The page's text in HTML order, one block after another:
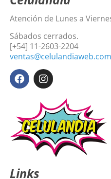
Atención de Lunes a
Sábados cerrados.
[+54] 11-2603-2204
Links